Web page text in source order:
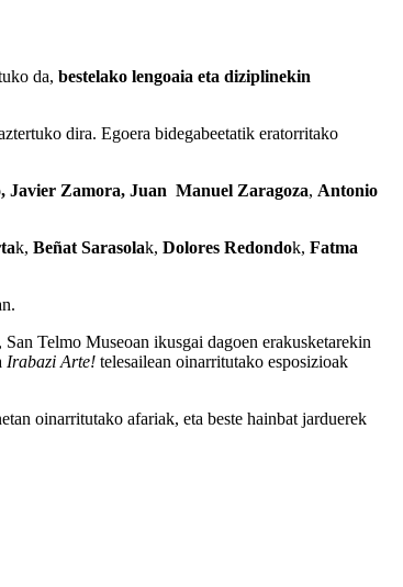
da, bestelako lengoaia eta diziplinekin
dira. Egoera bidegabeetatik eratorritako
Javier Zamora, Juan Manuel Zaragoza, Antonio
k, Beñat Sarasolak, Dolores Redondok, Fatma
San Telmo Museoan ikusgai dagoen erakusketarekin
Irabazi Arte! telesailean oinarritutako esposizioak
oinarritutako afariak, eta beste hainbat jarduerek